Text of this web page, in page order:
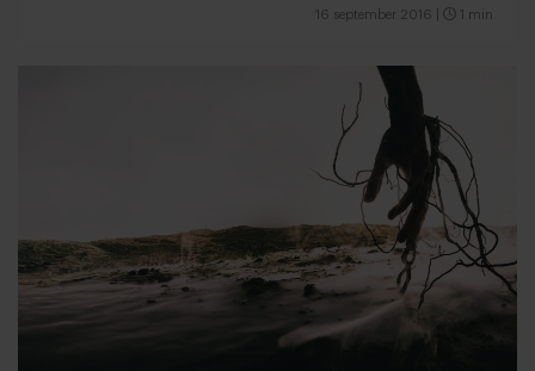
16 september 2016 1 min